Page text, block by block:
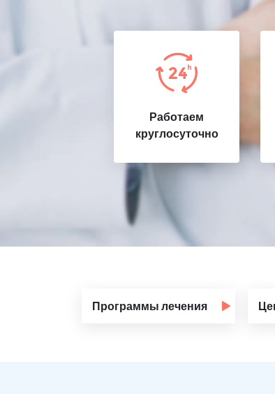
Работаем
круглосуточно
Программы лечения